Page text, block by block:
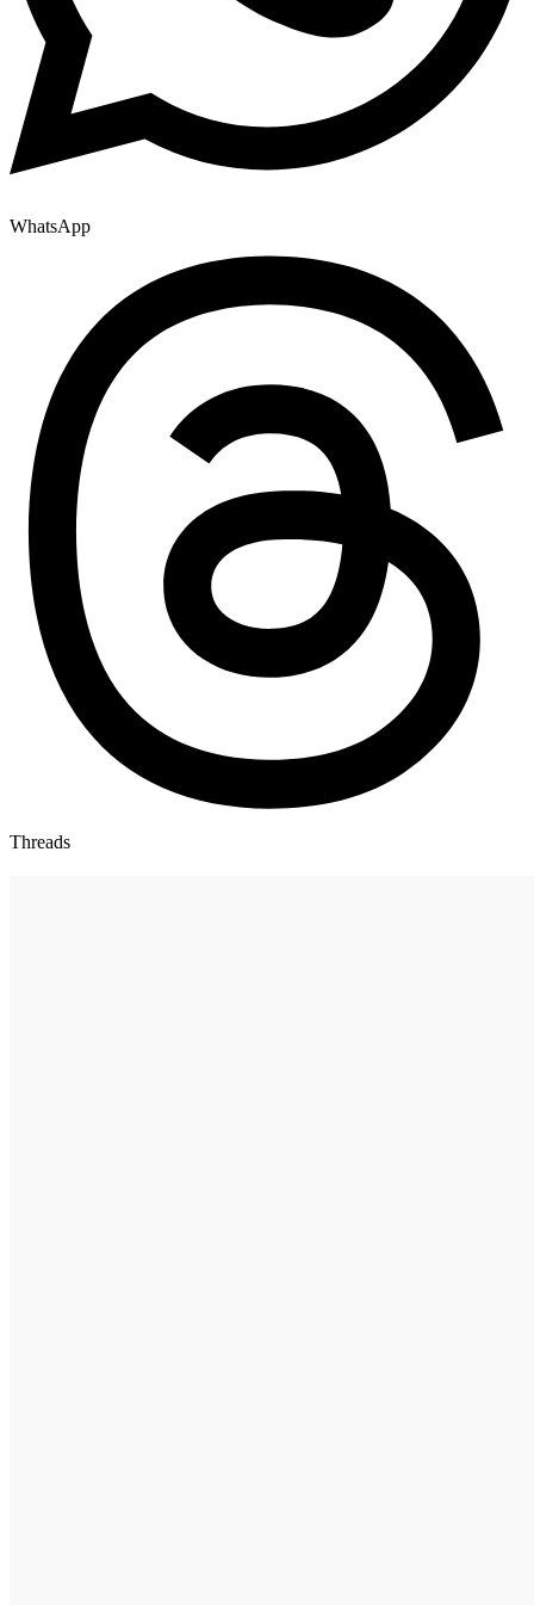
WhatsApp
Threads